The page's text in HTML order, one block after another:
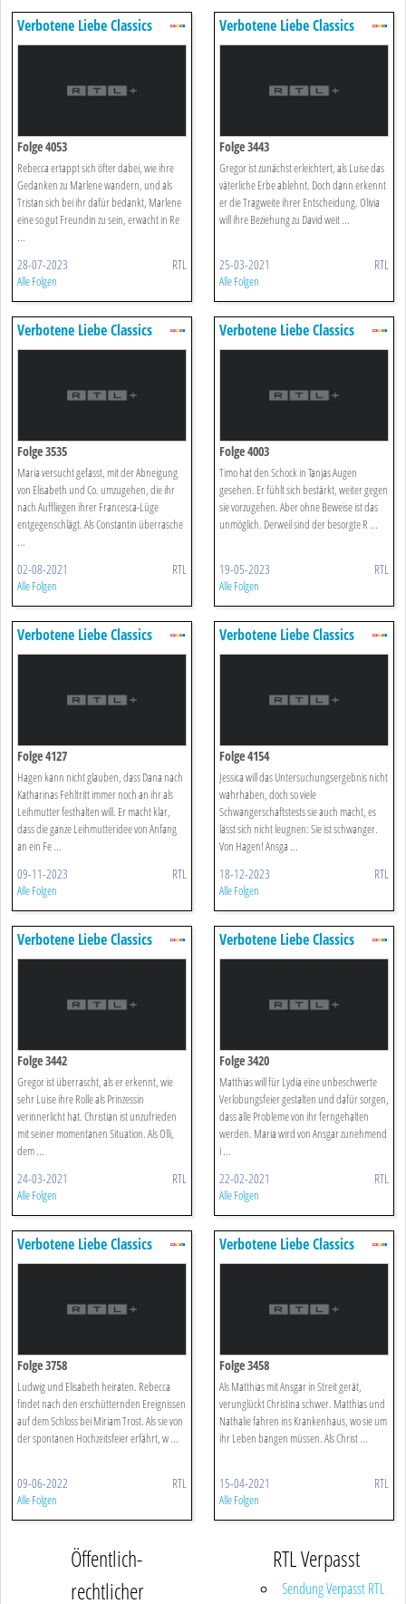
Verbotene Liebe Classics
Folge 4053
Rebecca ertappt sich öfter dabei, wie ihre
Gedanken zu Marlene wandern, und als
Tristan sich bei ihr dafür bedankt, Marlene
eine so gut Freundin zu sein, erwacht in Re
...
28-07-2023 RTL
Alle Folgen
Verbotene Liebe Classics
Folge 3443
Gregor ist zunächst erleichtert, als Luise das
väterliche Erbe ablehnt. Doch dann erkennt
er die Tragweite ihrer Entscheidung. Olivia
will ihre Beziehung zu David weit ...
25-03-2021 RTL
Alle Folgen
Verbotene Liebe Classics
Folge 3535
Maria versucht gefasst, mit der Abneigung
von Elisabeth und Co. umzugehen, die ihr
nach Auffliegen ihrer Francesca-Lüge
entgegenschlägt. Als Constantin überrasche
...
02-08-2021 RTL
Alle Folgen
Verbotene Liebe Classics
Folge 4003
Timo hat den Schock in Tanjas Augen
gesehen. Er fühlt sich bestärkt, weiter gegen
sie vorzugehen. Aber ohne Beweise ist das
unmöglich. Derweil sind der besorgte R ...
19-05-2023 RTL
Alle Folgen
Verbotene Liebe Classics
Folge 4127
Hagen kann nicht glauben, dass Dana nach
Katharinas Fehltritt immer noch an ihr als
Leihmutter festhalten will. Er macht klar,
dass die ganze Leihmutteridee von Anfang
an ein Fe ...
09-11-2023 RTL
Alle Folgen
Verbotene Liebe Classics
Folge 4154
Jessica will das Untersuchungsergebnis nicht
wahrhaben, doch so viele
Schwangerschaftstests sie auch macht, es
lässt sich nicht leugnen: Sie ist schwanger.
Von Hagen! Ansga ...
18-12-2023 RTL
Alle Folgen
Verbotene Liebe Classics
Folge 3442
Gregor ist überrascht, als er erkennt, wie
sehr Luise ihre Rolle als Prinzessin
verinnerlicht hat. Christian ist unzufrieden
mit seiner momentanen Situation. Als Olli,
dem ...
24-03-2021 RTL
Alle Folgen
Verbotene Liebe Classics
Folge 3420
Matthias will für Lydia eine unbeschwerte
Verlobungsfeier gestalten und dafür sorgen,
dass alle Probleme von ihr ferngehalten
werden. Maria wird von Ansgar zunehmend
i ...
22-02-2021 RTL
Alle Folgen
Verbotene Liebe Classics
Folge 3758
Ludwig und Elisabeth heiraten. Rebecca
findet nach den erschütternden Ereignissen
auf dem Schloss bei Miriam Trost. Als sie von
der spontanen Hochzeitsfeier erfährt, w ...
09-06-2022 RTL
Alle Folgen
Verbotene Liebe Classics
Folge 3458
Als Matthias mit Ansgar in Streit gerät,
verunglückt Christina schwer. Matthias und
Nathalie fahren ins Krankenhaus, wo sie um
ihr Leben bangen müssen. Als Christ ...
15-04-2021 RTL
Alle Folgen
Öffentlich-
rechtlicher
RTL Verpasst
Sendung Verpasst RTL